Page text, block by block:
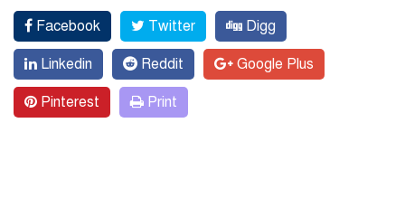
Facebook Twitter Digg
Linkedin Reddit Google Plus
Pinterest Print